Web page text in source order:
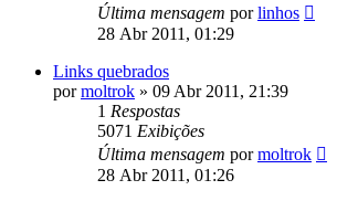
Última mensagem porlinhos
28 Abr 2011, 01:29
Links quebrados
pormoltrok » 09 Abr 2011, 21:39
1 Respostas
5071 Exibições
Última mensagem pormoltrok
28 Abr 2011, 01:26